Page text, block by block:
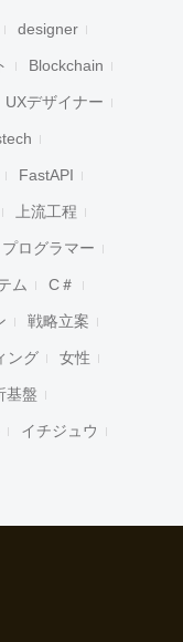
designer
Blockchain
UXデザイナー
FastAPI
上流工程
プログラマー
ム C＃
戦略立案
ング 女性
基盤
イチジュウ